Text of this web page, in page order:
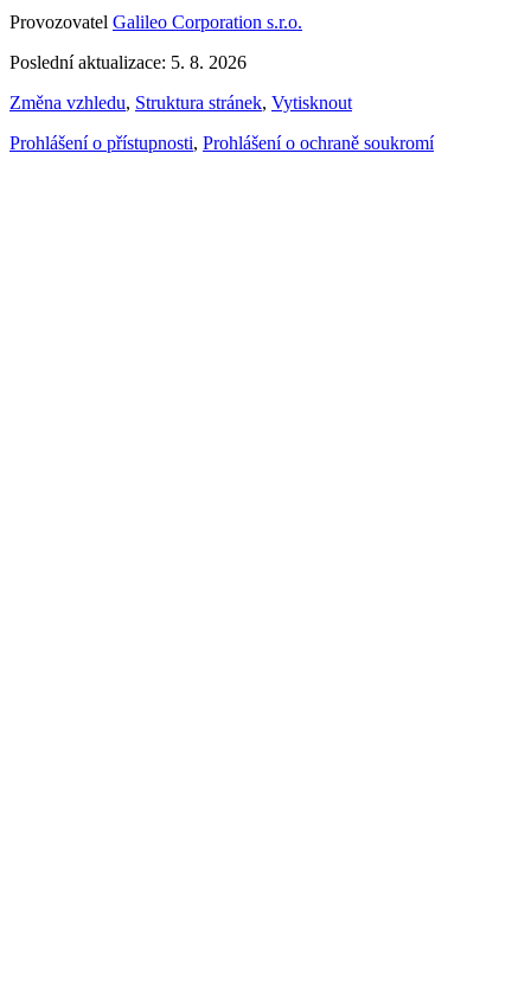
Provozovatel Galileo Corporation s.r.o.
Poslední aktualizace: 5. 8. 2026
Změna vzhledu, Struktura stránek, Vytisknout
Prohlášení o přístupnosti, Prohlášení o ochraně soukromí